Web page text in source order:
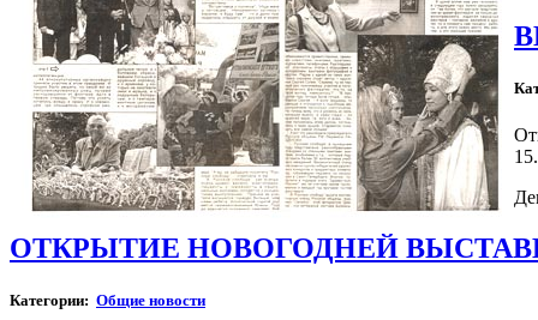
ОТКРЫТИЕ НОВОГОДНЕЙ
Категории: Общие новости